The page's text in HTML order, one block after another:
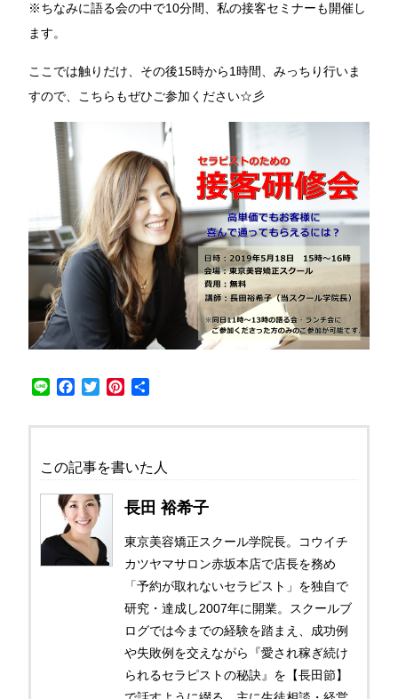
※ちなみに語る会の中で10分間、私の接客セミナーも開催し
ます。
ここでは触りだけ、その後15時から1時間、みっちり行いま
すので、こちらもぜひご参加ください☆彡
Line Facebook
TwitterPinterest
この記事を書いた人
長田 裕希子
東京美容矯正スクール学院長。コウイチ
カツヤマサロン赤坂本店で店長を務め
「予約が取れないセラピスト」を独自で
研究・達成し2007年に開業。スクールブ
ログでは今までの経験を踏まえ、成功例
や失敗例を交えながら『愛され稼ぎ続け
られるセラピストの秘訣』を【長田節】